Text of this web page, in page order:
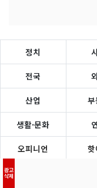
광고
삭제
정치
전국
산업
생활·문화
오피니언